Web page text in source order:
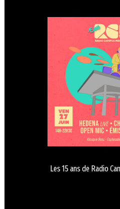
Les 15 ans de Radio